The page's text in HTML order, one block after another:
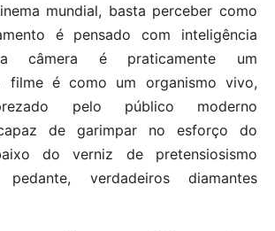
mundial, basta perceber como
é pensado com inteligência
a câmera é praticamente um
filme é como um organismo vivo,
pelo público moderno
de garimpar no esforço do
do verniz de pretensiosismo
pedante, verdadeiros diamantes